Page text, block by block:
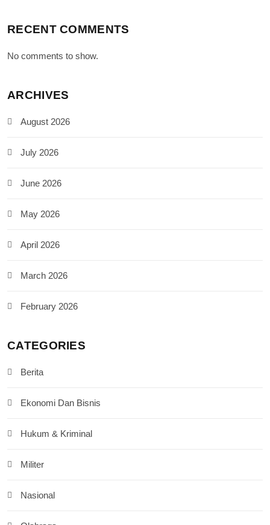
RECENT COMMENTS
No comments to show.
ARCHIVES
August 2026
July 2026
June 2026
May 2026
April 2026
March 2026
February 2026
CATEGORIES
Berita
Ekonomi Dan Bisnis
Hukum & Kriminal
Militer
Nasional